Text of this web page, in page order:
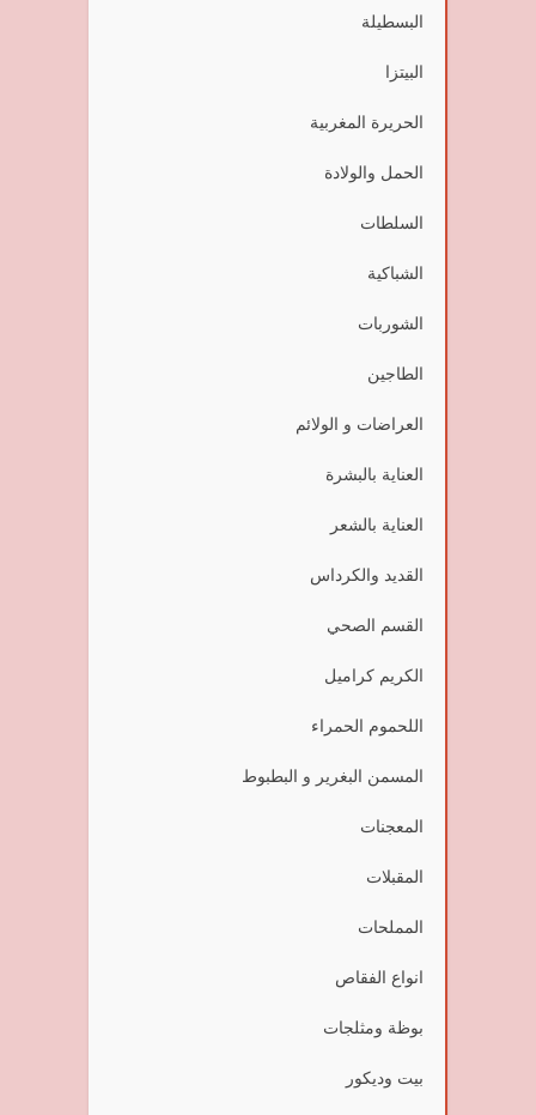
البسطيلة
البيتزا
الحريرة المغربية
الحمل والولادة
السلطات
الشباكية
الشوربات
الطاجين
العراضات و الولائم
العناية بالبشرة
العناية بالشعر
القديد والكرداس
القسم الصحي
الكريم كراميل
اللحموم الحمراء
المسمن البغرير و البطبوط
المعجنات
المقبلات
المملحات
انواع الفقاص
بوظة ومثلجات
بيت وديكور